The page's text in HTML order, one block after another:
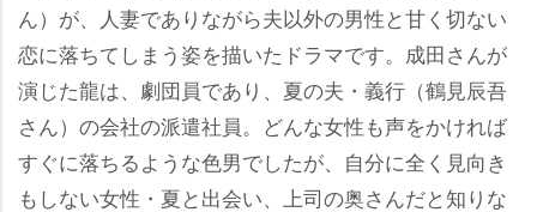
ん）が、人妻でありながら夫以外の男性と甘く切ない
恋に落ちてしまう姿を描いたドラマです。成田さんが
演じた龍は、劇団員であり、夏の夫・義行（鶴見辰吾
さん）の会社の派遣社員。どんな女性も声をかければ
すぐに落ちるような色男でしたが、自分に全く見向き
もしない女性・夏と出会い、上司の奥さんだと知りな